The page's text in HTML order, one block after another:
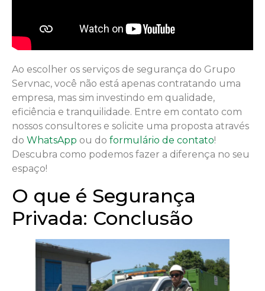
Ao escolher os serviços de segurança do Grupo
Servnac, você não está apenas contratando uma
empresa, mas sim investindo em qualidade,
eficiência e tranquilidade. Entre em contato com
nossos consultores e solicite uma proposta através
do WhatsApp ou do formulário de contato!
Descubra como podemos fazer a diferença no seu
espaço!
O que é Segurança
Privada: Conclusão